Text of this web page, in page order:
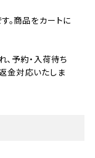
。商品をカートに
予約・入荷待ち
金対応いたしま